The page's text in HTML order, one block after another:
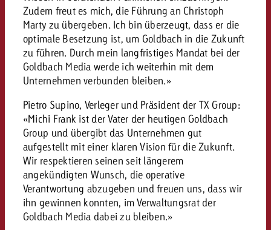
Zum Beitrag
Möchtest du eine
und brauchst Beratung?
Zum Beitrag
Möchtest du mehr zu OOH-
erfahren und brauchst
Zum Beitrag
Möchtest du mehr zu
erfahren und brauchst
GVN-Studie 2026: Goldbach
stärkt die kanalübergreifende
Bewegtbildreichweite
Bewegtbildreichweite
Online
Content
Zudem freut es mich, die Führung an Christoph
Marty zu übergeben. Ich bin überzeugt, dass er die
optimale Besetzung ist, um Goldbach in die Zukunft
zu führen. Durch mein langfristiges Mandat bei der
Goldbach Media werde ich weiterhin mit dem
Unternehmen verbunden bleiben.»
Pietro Supino, Verleger und Präsident der TX Group:
«Michi Frank ist der Vater der heutigen Goldbach
Group und übergibt das Unternehmen gut
aufgestellt mit einer klaren Vision für die Zukunft.
Wir respektieren seinen seit längerem
angekündigten Wunsch, die operative
Verantwortung abzugeben und freuen uns, dass wir
ihn gewinnen konnten, im Verwaltungsrat der
Goldbach Media dabei zu bleiben.»